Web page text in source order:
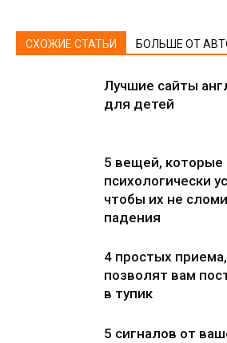
СХОЖИЕ СТАТЬИ БОЛЬШЕ ОТ
Лучшие сайты
для детей
5 вещей,
психологически
чтобы их не
падения
4 простых
позволят вам
в тупик
5 сигналов от